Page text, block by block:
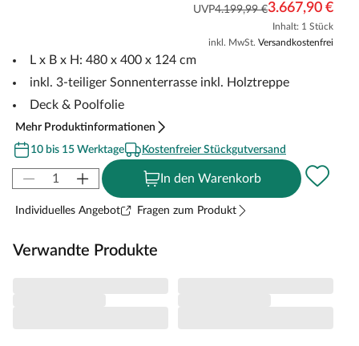
UVP4.199,99 €3.667,90 €
Inhalt: 1 Stück
inkl. MwSt. Versandkostenfrei
L x B x H: 480 x 400 x 124 cm
inkl. 3-teiliger Sonnenterrasse inkl. Holztreppe
Deck & Poolfolie
Mehr Produktinformationen
10 bis 15 Werktage
Kostenfreier Stückgutversand
In den Warenkorb
Individuelles Angebot Fragen zum Produkt
Verwandte Produkte